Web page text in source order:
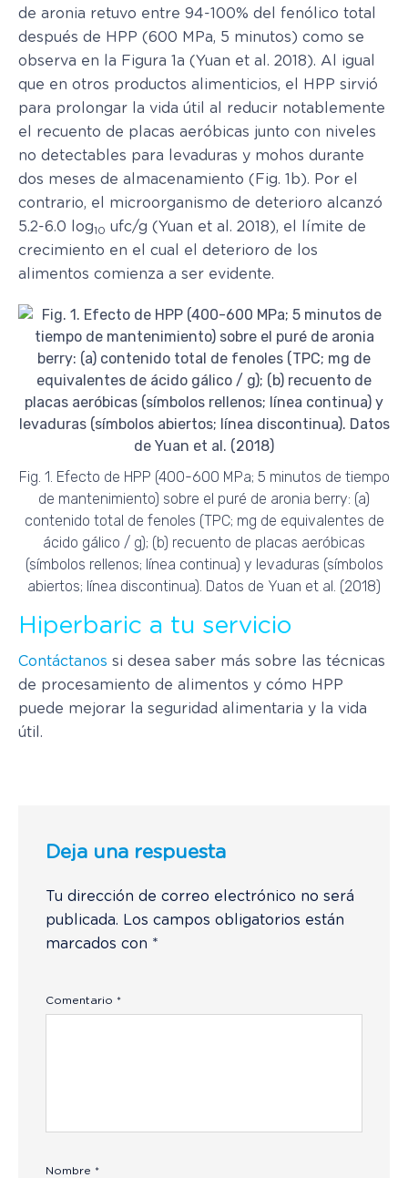
de aronia retuvo entre 94-100% del fenólico total
después de HPP (600 MPa, 5 minutos) como se
observa en la Figura 1a (Yuan et al. 2018). Al igual
que en otros productos alimenticios, el HPP sirvió
para prolongar la vida útil al reducir notablemente
el recuento de placas aeróbicas junto con niveles
no detectables para levaduras y mohos durante
dos meses de almacenamiento (Fig. 1b). Por el
contrario, el microorganismo de deterioro alcanzó
5.2-6.0 log10 ufc/g (Yuan et al. 2018), el límite de
crecimiento en el cual el deterioro de los
alimentos comienza a ser evidente.
Fig. 1. Efecto de HPP (400-600 MPa; 5 minutos de tiempo
de mantenimiento) sobre el puré de aronia berry: (a)
contenido total de fenoles (TPC; mg de equivalentes de
ácido gálico / g); (b) recuento de placas aeróbicas
(símbolos rellenos; línea continua) y levaduras (símbolos
abiertos; línea discontinua). Datos de Yuan et al. (2018)
Hiperbaric a tu servicio
Contáctanos si desea saber más sobre las técnicas
de procesamiento de alimentos y cómo HPP
puede mejorar la seguridad alimentaria y la vida
útil.
Deja una respuesta
Tu dirección de correo electrónico no será
publicada. Los campos obligatorios están
marcados con *
Comentario *
Nombre *